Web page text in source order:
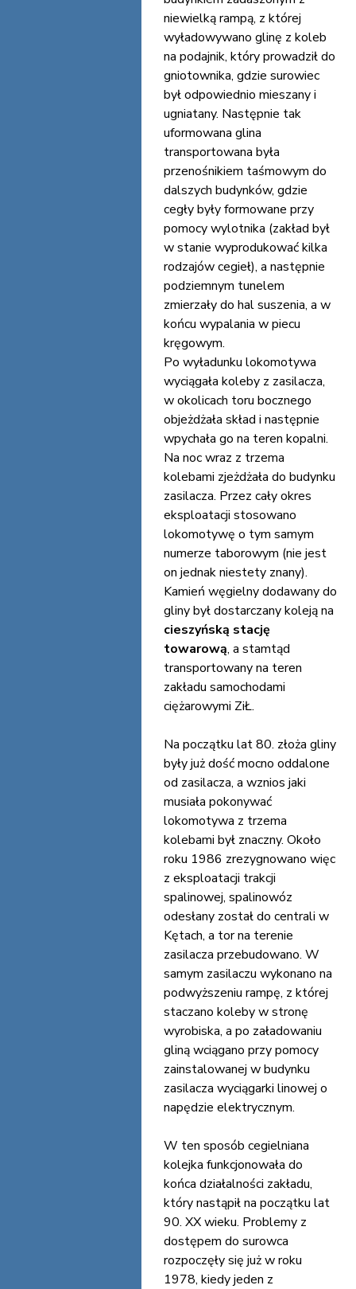
niewielką rampą, z której
wyładowywano glinę z koleb
na podajnik, który prowadził do
gniotownika, gdzie surowiec
był odpowiednio mieszany i
ugniatany. Następnie tak
uformowana glina
transportowana była
przenośnikiem taśmowym do
dalszych budynków, gdzie
cegły były formowane przy
pomocy wylotnika (zakład był
w stanie wyprodukować kilka
rodzajów cegieł), a następnie
podziemnym tunelem
zmierzały do hal suszenia, a w
końcu wypalania w piecu
kręgowym.
Po wyładunku lokomotywa
wyciągała koleby z zasilacza,
w okolicach toru bocznego
objeżdżała skład i następnie
wpychała go na teren kopalni.
Na noc wraz z trzema
kolebami zjeżdżała do budynku
zasilacza. Przez cały okres
eksploatacji stosowano
lokomotywę o tym samym
numerze taborowym (nie jest
on jednak niestety znany).
Kamień węgielny dodawany do
gliny był dostarczany koleją na
cieszyńską stację
towarową, a stamtąd
transportowany na teren
zakładu samochodami
ciężarowymi ZiŁ.
Na początku lat 80. złoża gliny
były już dość mocno oddalone
od zasilacza, a wznios jaki
musiała pokonywać
lokomotywa z trzema
kolebami był znaczny. Około
roku 1986 zrezygnowano więc
z eksploatacji trakcji
spalinowej, spalinowóz
odesłany został do centrali w
Kętach, a tor na terenie
zasilacza przebudowano. W
samym zasilaczu wykonano na
podwyższeniu rampę, z której
staczano koleby w stronę
wyrobiska, a po załadowaniu
gliną wciągano przy pomocy
zainstalowanej w budynku
zasilacza wyciągarki linowej o
napędzie elektrycznym.
W ten sposób cegielniana
kolejka funkcjonowała do
końca działalności zakładu,
który nastąpił na początku lat
90. XX wieku. Problemy z
dostępem do surowca
rozpoczęły się już w roku
1978, kiedy jeden z